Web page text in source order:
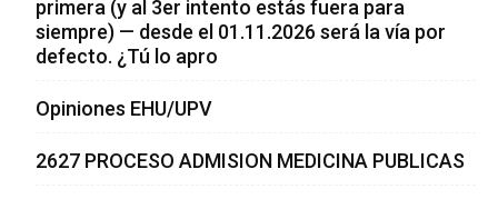
primera (y al 3er intento estás fuera para
siempre) — desde el 01.11.2026 será la vía por
defecto. ¿Tú lo apro
Opiniones EHU/UPV
2627 PROCESO ADMISION MEDICINA PUBLICAS